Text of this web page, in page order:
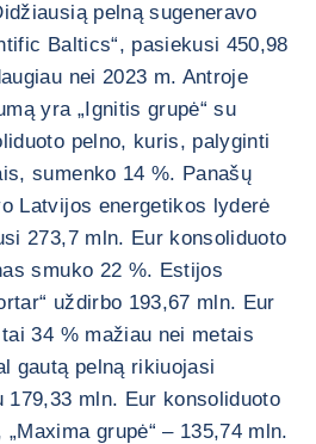
pelną sugeneravo
Baltics“, pasiekusi 450,98
nei 2023 m. Antroje
yra „Ignitis grupė“ su
pelno, kuris, palyginti
sumenko 14 %. Panašų
Latvijos energetikos lyderė
273,7 mln. Eur konsoliduoto
smuko 22 %. Estijos
uždirbo 193,67 mln. Eur
34 % mažiau nei metais
gautą pelną rikiuojasi
179,33 mln. Eur konsoliduoto
grupė“ – 135,74 mln.